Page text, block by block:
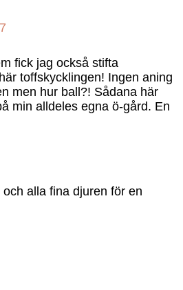
fick jag också stifta
toffskycklingen! Ingen aning
men hur ball?! Sådana här
min alldeles egna ö-gård. En
alla fina djuren för en